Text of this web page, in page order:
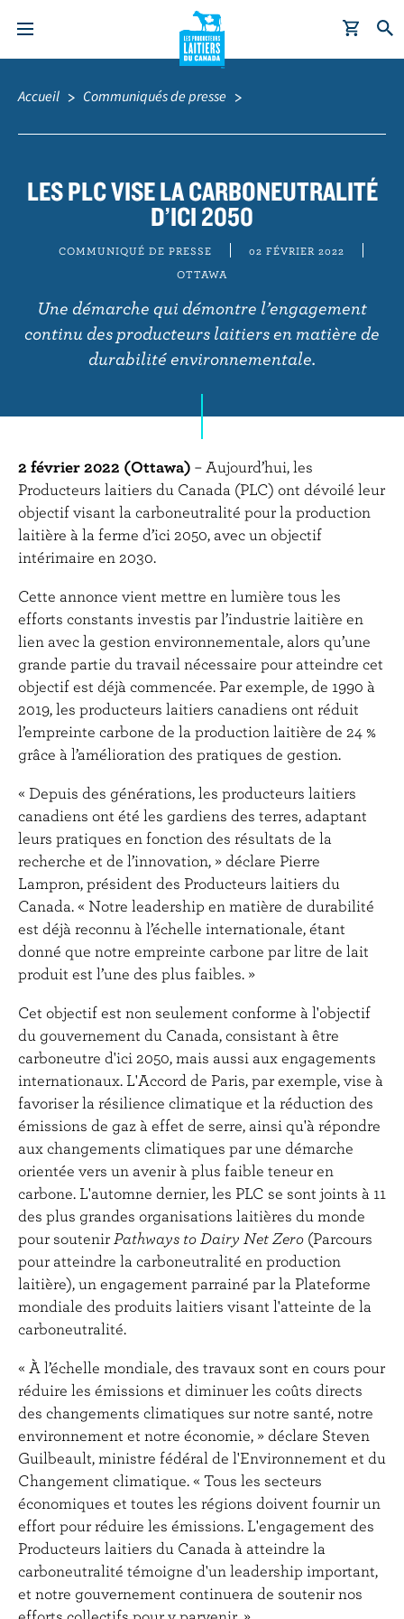
d'Ariane
Accueil Communiqués de presse
LES PLC VISE LA CARBONEUTRALITÉ
D’ICI 2050
COMMUNIQUÉ DE PRESSE
02 FÉVRIER 2022
OTTAWA
Une démarche qui démontre l’engagement
continu des producteurs laitiers en matière de
durabilité environnementale.
2 février 2022 (Ottawa) – Aujourd’hui, les
Producteurs laitiers du Canada (PLC) ont dévoilé leur
objectif visant la carboneutralité pour la production
laitière à la ferme d’ici 2050, avec un objectif
intérimaire en 2030.
Cette annonce vient mettre en lumière tous les
efforts constants investis par l’industrie laitière en
lien avec la gestion environnementale, alors qu’une
grande partie du travail nécessaire pour atteindre cet
objectif est déjà commencée. Par exemple, de 1990 à
2019, les producteurs laitiers canadiens ont réduit
l’empreinte carbone de la production laitière de 24 %
grâce à l’amélioration des pratiques de gestion.
« Depuis des générations, les producteurs laitiers
canadiens ont été les gardiens des terres, adaptant
leurs pratiques en fonction des résultats de la
recherche et de l’innovation, » déclare Pierre
Lampron, président des Producteurs laitiers du
Canada. « Notre leadership en matière de durabilité
est déjà reconnu à l’échelle internationale, étant
donné que notre empreinte carbone par litre de lait
produit est l’une des plus faibles. »
Cet objectif est non seulement conforme à l'objectif
du gouvernement du Canada, consistant à être
carboneutre d'ici 2050, mais aussi aux engagements
internationaux. L'Accord de Paris, par exemple, vise à
favoriser la résilience climatique et la réduction des
émissions de gaz à effet de serre, ainsi qu'à répondre
aux changements climatiques par une démarche
orientée vers un avenir à plus faible teneur en
carbone. L'automne dernier, les PLC se sont joints à 11
des plus grandes organisations laitières du monde
pour soutenir Pathways to Dairy Net Zero (Parcours
pour atteindre la carboneutralité en production
laitière), un engagement parrainé par la Plateforme
mondiale des produits laitiers visant l'atteinte de la
carboneutralité.
« À l’échelle mondiale, des travaux sont en cours pour
réduire les émissions et diminuer les coûts directs
des changements climatiques sur notre santé, notre
environnement et notre économie, » déclare Steven
Guilbeault, ministre fédéral de l'Environnement et du
Changement climatique. « Tous les secteurs
économiques et toutes les régions doivent fournir un
effort pour réduire les émissions. L'engagement des
Producteurs laitiers du Canada à atteindre la
carboneutralité témoigne d'un leadership important,
et notre gouvernement continuera de soutenir nos